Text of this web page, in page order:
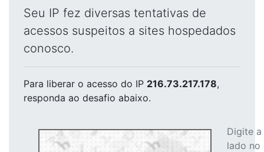
Seu IP fez diversas tentativas de
acessos suspeitos a sites hospedados
conosco.
Para liberar o acesso do IP 216.73.217.178,
responda ao desafio abaixo.
Digite
lado no